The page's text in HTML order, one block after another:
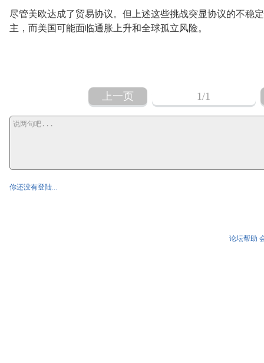
尽管美欧达成了贸易协议。但上述这些挑战突显协议的不稳
主，而美国可能面临通胀上升和全球孤立风险。
上一页 1/1
你还没有登陆...
论坛帮助